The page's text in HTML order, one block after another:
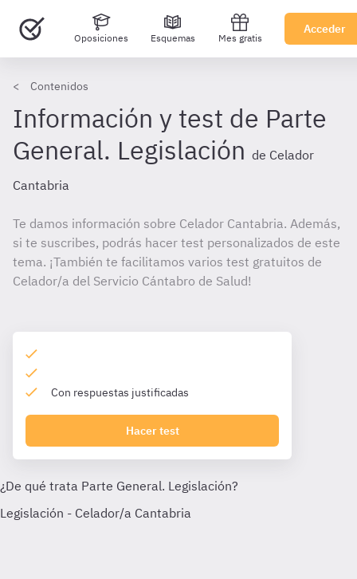
Oposiciones Esquemas Mes gratis
Acceder
Contenidos
Información y test de Parte
General. Legislación de Celador
Cantabria
Te damos información sobre Celador Cantabria. Además,
si te suscribes, podrás hacer test personalizados de este
tema. ¡También te facilitamos varios test gratuitos de
Celador/a del Servicio Cántabro de Salud!
Con respuestas justificadas
Hacer test